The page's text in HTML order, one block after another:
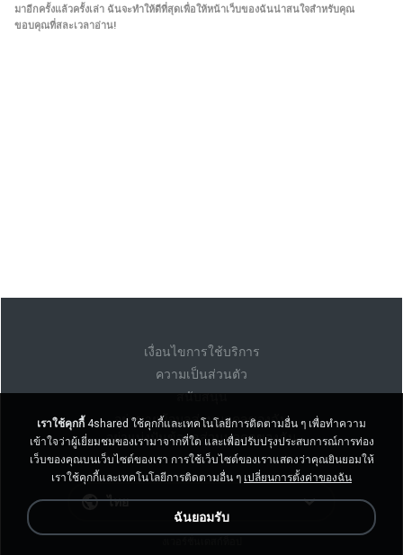
มาอีกครั้งแล้วครั้งเล่า ฉันจะทำให้ดีที่สุดเพื่อให้หน้าเว็บของฉันน่าสนใจสำหรับคุณ
ขอบคุณที่สละเวลาอ่าน!
เงื่อนไขการใช้บริการ
ความเป็นส่วนตัว
สนับสนุน
อย่าขายข้อมูลส่วนบุคคลของฉัน
อย่าแบ่งปันข้อมูลส่วนบุคคลของฉัน
ไทย
เราใช้คุกกี้ 4shared ใช้คุกกี้และเทคโนโลยีการติดตามอื่น ๆ เพื่อทำความ
เข้าใจว่าผู้เยี่ยมชมของเรามาจากที่ใด และเพื่อปรับปรุงประสบการณ์การท่อง
เว็บของคุณบนเว็บไซต์ของเรา การใช้เว็บไซต์ของเราแสดงว่าคุณยินยอมให้
เราใช้คุกกี้และเทคโนโลยีการติดตามอื่น ๆ เปลี่ยนการตั้งค่าของฉัน
ฉันยอมรับ